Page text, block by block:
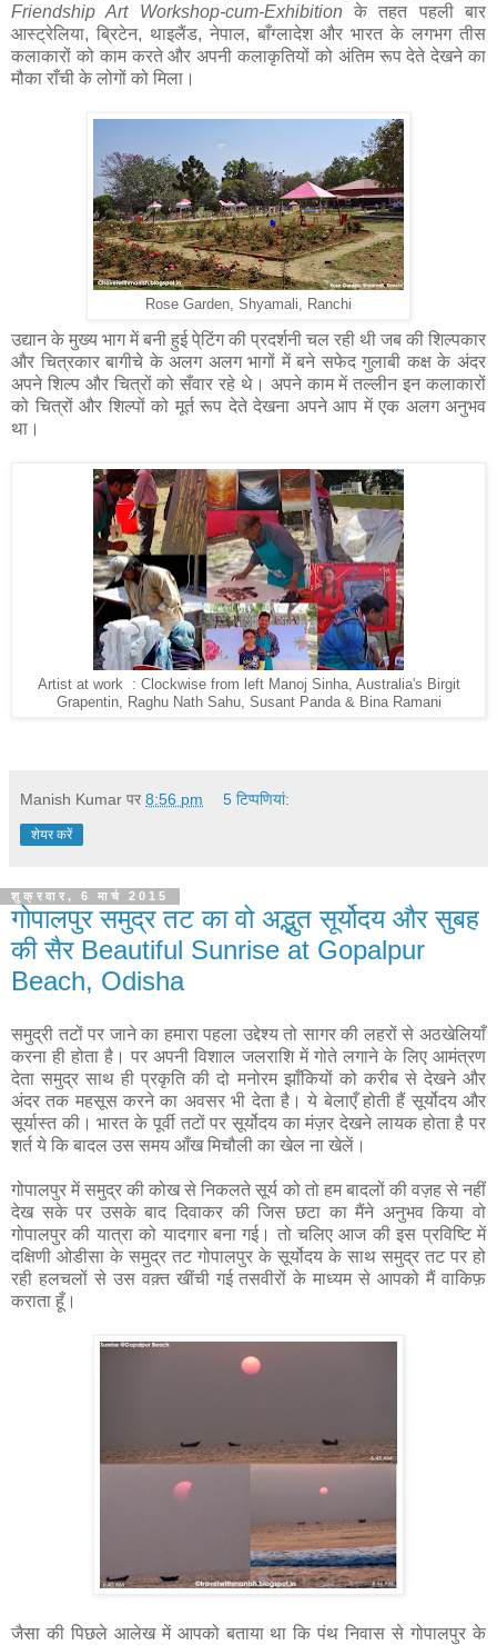
Friendship Art Workshop-cum-Exhibition के तहत पहली बार
आस्ट्रेलिया, ब्रिटेन, थाइलैंड, नेपाल, बाँग्लादेश और भारत के लगभग तीस
कलाकारों को काम करते और अपनी कलाकृतियों को अंतिम रूप देते देखने का
मौका राँची के लोगों को मिला।
Rose Garden, Shyamali, Ranchi
उद्यान के मुख्य भाग में बनी हुई पे्टिंग की प्रदर्शनी चल रही थी जब की शिल्पकार
और चित्रकार बागीचे के अलग अलग भागों में बने सफेद गुलाबी कक्ष के अंदर
अपने शिल्प और चित्रों को सँवार रहे थे। अपने काम में तल्लीन इन कलाकारों
को चित्रों और शिल्पों को मूर्त रूप देते देखना अपने आप में एक अलग अनुभव
था।
Artist at work : Clockwise from left Manoj Sinha, Australia's Birgit
Grapentin, Raghu Nath Sahu, Susant Panda & Bina Ramani
Manish Kumar पर 8:56 pm 5 टिप्‍पणियां:
शेयर करें
शुक्रवार, 6 मार्च 2015
गोपालपुर समुद्र तट का वो अद्भुत सूर्योदय और सुबह
की सैर Beautiful Sunrise at Gopalpur
Beach, Odisha
समुद्री तटों पर जाने का हमारा पहला उद्देश्य तो सागर की लहरों से अठखेलियाँ
करना ही होता है। पर अपनी विशाल जलराशि में गोते लगाने के लिए आमंत्रण
देता समुद्र साथ ही प्रकृति की दो मनोरम झाँकियों को करीब से देखने और
अंदर तक महसूस करने का अवसर भी देता है। ये बेलाएँ होती हैं सूर्योदय और
सूर्यास्त की। भारत के पूर्वी तटों पर सूर्योदय का मंज़र देखने लायक होता है पर
शर्त ये कि बादल उस समय आँख मिचौली का खेल ना खेलें।
गोपालपुर में समुद्र की कोख से निकलते सूर्य को तो हम बादलों की वज़ह से नहीं
देख सके पर उसके बाद दिवाकर की जिस छटा का मैंने अनुभव किया वो
गोपालपुर की यात्रा को यादगार बना गई। तो चलिए आज की इस प्रविष्टि में
दक्षिणी ओडीसा के समुद्र तट गोपालपुर के सूर्योदय के साथ समुद्र तट पर हो
रही हलचलों से उस वक़्त खींची गई तसवीरों के माध्यम से आपको मैं वाकिफ़
कराता हूँ।
जैसा की पिछले आलेख में आपको बताया था कि पंथ निवास से गोपालपुर के